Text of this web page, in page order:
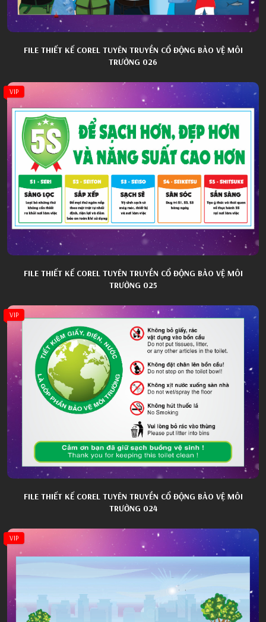
FILE THIẾT KẾ COREL TUYÊN TRUYỀN CỔ ĐỘNG BẢO VỆ MÔI
TRƯỜNG 026
VIP
FILE THIẾT KẾ COREL TUYÊN TRUYỀN CỔ ĐỘNG BẢO VỆ MÔI
TRƯỜNG 025
VIP
FILE THIẾT KẾ COREL TUYÊN TRUYỀN CỔ ĐỘNG BẢO VỆ MÔI
TRƯỜNG 024
VIP